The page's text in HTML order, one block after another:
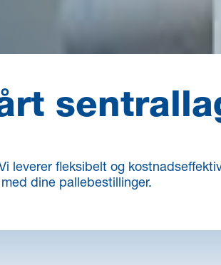
leverer fleksibelt og
dine pallebestillinger.